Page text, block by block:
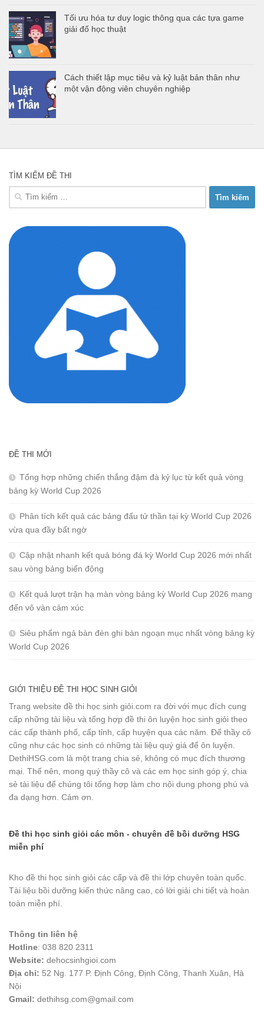
Tối ưu hóa tư duy logic thông qua các tựa game
giải đố học thuật
Cách thiết lập mục tiêu và kỷ luật bản thân như
một vận động viên chuyên nghiệp
TÌM KIẾM ĐỀ THI
Tìm
kiếm
ĐỀ THI MỚI
Tổng hợp những chiến thắng đậm đà kỷ lục từ kết quả vòng
bảng kỳ World Cup 2026
Phân tích kết quả các bảng đấu tử thần tại kỳ World Cup 2026
vừa qua đầy bất ngờ
Cập nhật nhanh kết quả bóng đá kỳ World Cup 2026 mới nhất
sau vòng bảng biến động
Kết quả lượt trận hạ màn vòng bảng kỳ World Cup 2026 mang
đến vô vàn cảm xúc
Siêu phẩm ngả bàn đèn ghi bàn ngoạn mục nhất vòng bảng kỳ
World Cup 2026
GIỚI THIỆU ĐỀ THI HỌC SINH GIỎI
Trang website đề thi học sinh giỏi.com ra đời với mục đích cung
cấp những tài liệu và tổng hợp đề thi ôn luyện học sinh giỏi theo
các cấp thành phố, cấp tỉnh, cấp huyện qua các năm. Để thầy cô
cũng như các học sinh có những tài liệu quý giá để ôn luyện.
DethiHSG.com là một trang chia sẻ, không có mục đích thương
mại. Thế nên, mong quý thầy cô và các em học sinh góp ý, chia
sẻ tài liệu để chúng tôi tổng hợp làm cho nội dung phong phú và
đa dạng hơn. Cảm ơn.
Đề thi học sinh giỏi các môn - chuyên đề bồi dưỡng HSG
miễn phí
Kho đề thi học sinh giỏi các cấp và đề thi lớp chuyên toàn quốc.
Tài liệu bồi dưỡng kiến thức nâng cao, có lời giải chi tiết và hoàn
toàn miễn phí.
Thông tin liên hệ
Hotline: 038 820 2311
Website: dehocsinhgioi.com
Địa chỉ: 52 Ng. 177 P. Định Công, Định Công, Thanh Xuân, Hà
Nội
Gmail: dethihsg.com@gmail.com